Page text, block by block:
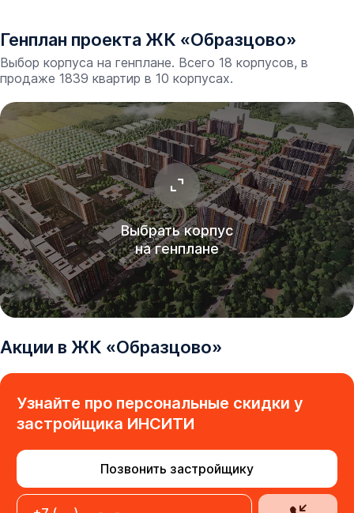
Генплан проекта ЖК «Образцово»
Выбор корпуса на генплане. Всего 18 корпусов, в
продаже 1839 квартир в 10 корпусах.
Выбрать корпус
на генплане
Акции в ЖК «Образцово»
Узнайте про персональные скидки у
застройщика ИНСИТИ
Позвонить застройщику